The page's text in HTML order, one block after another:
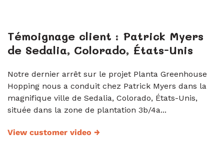
Témoignage client : Patrick Myers
de Sedalia, Colorado, États-Unis
Notre dernier arrêt sur le projet Planta Greenhouse
Hopping nous a conduit chez Patrick Myers dans la
magnifique ville de Sedalia, Colorado, États-Unis,
située dans la zone de plantation 3b/4a...
View customer video →